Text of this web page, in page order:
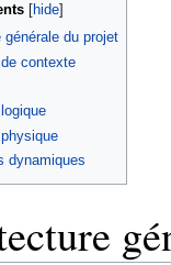
du projet
contexte
dynamiques